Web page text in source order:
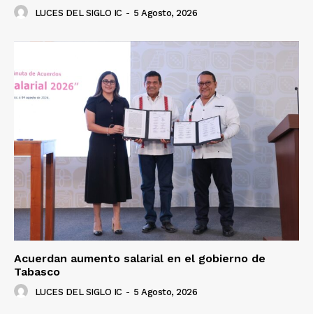
LUCES DEL SIGLO IC - 5 Agosto, 2026
Acuerdan aumento salarial en el gobierno de
Tabasco
LUCES DEL SIGLO IC - 5 Agosto, 2026